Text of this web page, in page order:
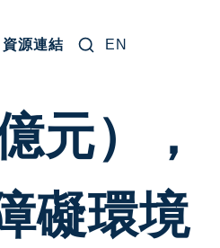
資源連結 EN
元），
礙環境